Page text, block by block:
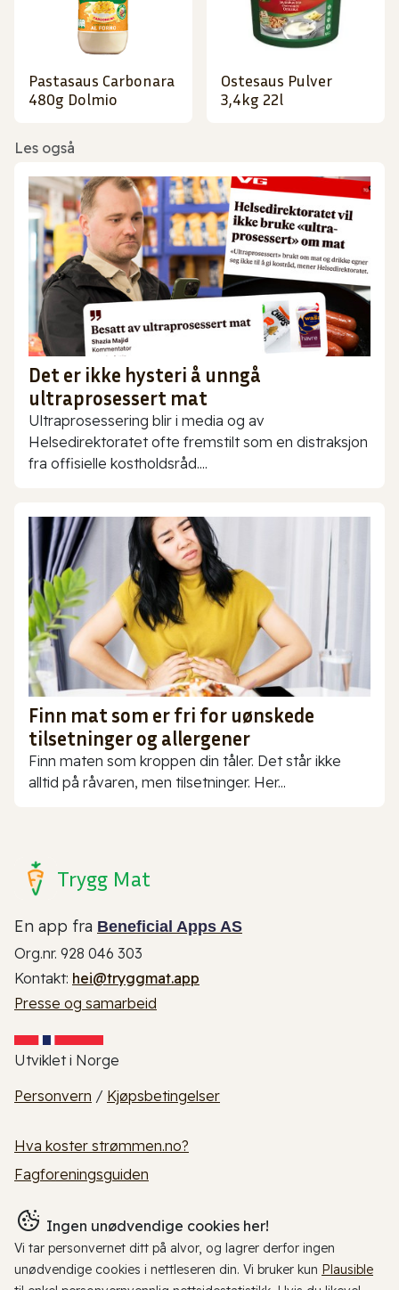
Pastasaus Carbonara
480g Dolmio
Ostesaus Pulver
3,4kg 22l
Les også
Det er ikke hysteri å unngå
ultraprosessert mat
Ultraprosessering blir i media og av
Helsedirektoratet ofte fremstilt som en distraksjon
fra offisielle kostholdsråd....
Finn mat som er fri for uønskede
tilsetninger og allergener
Finn maten som kroppen din tåler. Det står ikke
alltid på råvaren, men tilsetninger. Her...
Trygg Mat
En app fra Beneficial Apps AS
Org.nr. 928 046 303
Kontakt: hei@tryggmat.app
Presse og samarbeid
Utviklet i Norge
Personvern / Kjøpsbetingelser
Hva koster strømmen.no?
Fagforeningsguiden
Ingen unødvendige cookies her!
Vi tar personvernet ditt på alvor, og lagrer derfor ingen
unødvendige cookies i nettleseren din. Vi bruker kun Plausible